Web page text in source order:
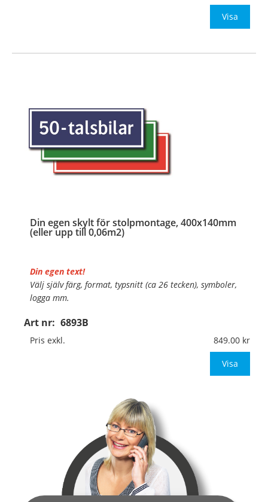
Visa
Din egen skylt för stolpmontage, 400x140mm
(eller upp till 0,06m2)
Art nr: 6893B
Din egen text!
Välj själv färg, format, typsnitt (ca 26 tecken), symboler,
logga mm.
Material:Kantvikt aluminium, 2mm (stolpmontage)
Mått:400x140mm (eller annat mått upp till 0,06m²)
Pris exkl. 849.00
Visa